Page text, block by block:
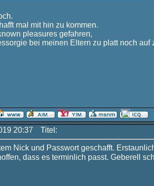
mal mit hin zu kommen.
pleasures gefahren,
bei meinen Eltern zu platt noch auf
20:37 Titel:
Nick und Passwort geschafft.
dass es terminlich passt. Geberell